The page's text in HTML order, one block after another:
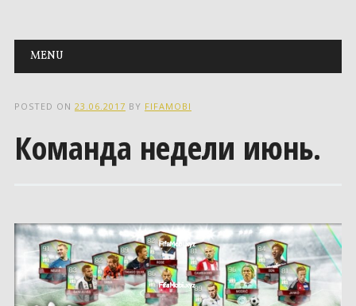
Main menu
Skip to content
MENU
POSTED ON 23.06.2017 BY FIFAMOBI
Команда недели июнь.